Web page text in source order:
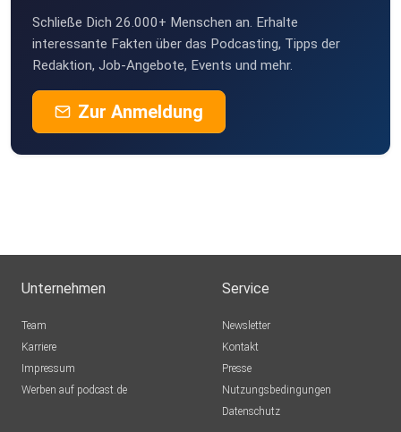
Academy
by Barbara Peddinghaus ist ein renommiertes Lehrinstitut
der
internationalen Human Design Schule (IHDS)
Schließe Dich 26.000+ Menschen an. Erhalte
interessante Fakten über das Podcasting, Tipps der
Redaktion, Job-Angebote, Events und mehr.
Zur Anmeldung
Unternehmen
Team
Karriere
Impressum
Werben auf podcast.de
Service
Newsletter
Kontakt
Presse
Nutzungsbedingungen
Datenschutz